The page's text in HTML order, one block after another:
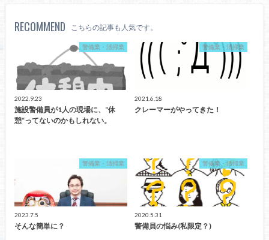
RECOMMEND こちらの記事も人気です。
警備業・清掃業
2022.9.23
施設警備員が1人の現場に、“休
憩“ってないのかもしれない。
警備業・清掃業
2021.6.18
クレーマーがやってきた！
警備業・清掃業
2023.7.5
そんな簡単に？
警備業・清掃業
2020.5.31
警備員の悩み(私限定？)